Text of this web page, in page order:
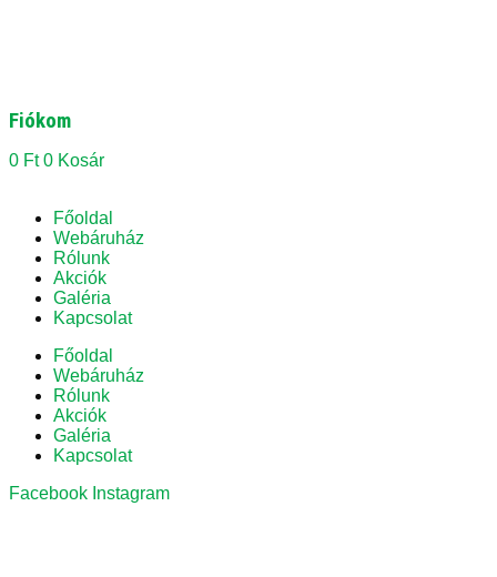
Fiókom
0 Ft 0 Kosár
Főoldal
Webáruház
Rólunk
Akciók
Galéria
Kapcsolat
Főoldal
Webáruház
Rólunk
Akciók
Galéria
Kapcsolat
Facebook Instagram